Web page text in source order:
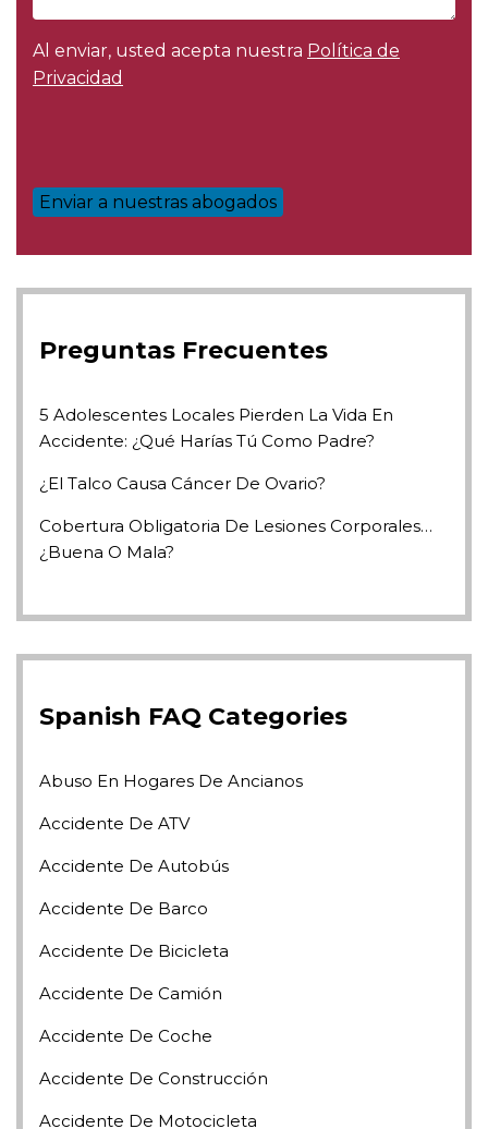
Al enviar, usted acepta nuestra Política de
Privacidad
Preguntas Frecuentes
5 Adolescentes Locales Pierden La Vida En
Accidente: ¿Qué Harías Tú Como Padre?
¿El Talco Causa Cáncer De Ovario?
Cobertura Obligatoria De Lesiones Corporales…
¿Buena O Mala?
Spanish FAQ Categories
Abuso En Hogares De Ancianos
Accidente De ATV
Accidente De Autobús
Accidente De Barco
Accidente De Bicicleta
Accidente De Camión
Accidente De Coche
Accidente De Construcción
Accidente De Motocicleta